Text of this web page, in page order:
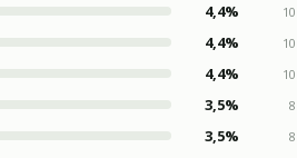
4,4%
10
4,4%
10
4,4%
10
3,5%
8
3,5% 8